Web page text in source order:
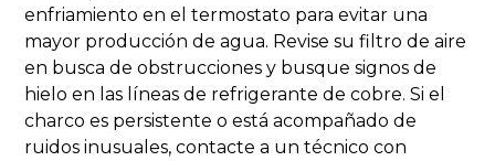
enfriamiento en el termostato para evitar una
mayor producción de agua. Revise su filtro de aire
en busca de obstrucciones y busque signos de
hielo en las líneas de refrigerante de cobre. Si el
charco es persistente o está acompañado de
ruidos inusuales, contacte a un técnico con